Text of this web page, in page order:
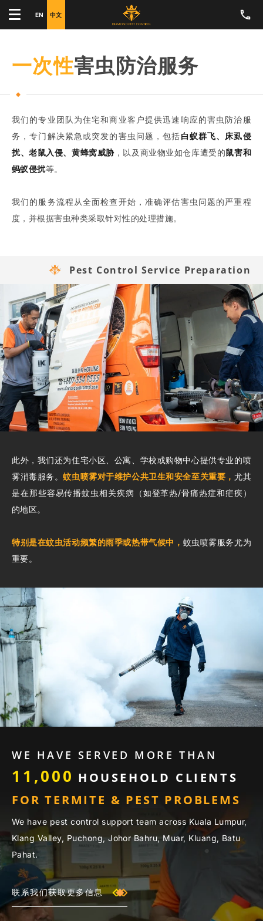
EN 中文
一次性害虫防治服务
我们的专业团队为住宅和商业客户提供迅速响应的害虫防治服
务，专门解决紧急或突发的害虫问题，包括白蚁群飞、床虱侵
扰、老鼠入侵、黄蜂窝威胁，以及商业物业如仓库遭受的鼠害和
蚂蚁侵扰等。
我们的服务流程从全面检查开始，准确评估害虫问题的严重程
度，并根据害虫种类采取针对性的处理措施。
Pest Control Service Preparation
此外，我们还为住宅小区、公寓、学校或购物中心提供专业的喷
雾消毒服务。蚊虫喷雾对于维护公共卫生和安全至关重要， 尤其
是在那些容易传播蚊虫相关疾病（如登革热/骨痛热症和疟疾）
的地区。
特别是在蚊虫活动频繁的雨季或热带气候中， 蚊虫喷雾服务尤为
重要。
WE HAVE SERVED MORE THAN
11,000 HOUSEHOLD CLIENTS
FOR TERMITE & PEST PROBLEMS
We have pest control support team across Kuala Lumpur,
Klang Valley, Puchong, Johor Bahru, Muar, Kluang, Batu
Pahat.
联系我们获取更多信息